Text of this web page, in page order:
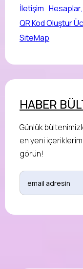
İletişim
QR Kod Oluştur
SiteMap
HABER
Günlük
en yeni
görün!